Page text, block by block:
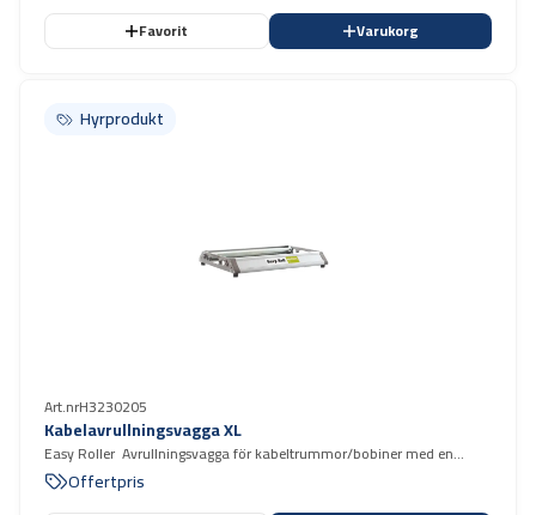
Favorit Varukorg
Hyrprodukt
Hyrprodukt
Art.nrH3230205
Kabelavrullningsvagga XL
Easy Roller Avrullningsvagga för kabeltrummor/bobiner med en
maximal diameter på 1200 mm, bredd upp till 520 mm och en
maximal vikt på 200 kg.
Offertpris